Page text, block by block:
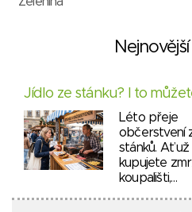
Jídlo ze stánku? I to
Léto přeje
občerstvení
stánků. Ať už
kupujete
koupališti,…